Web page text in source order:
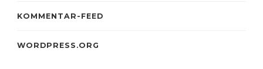
KOMMENTAR-FEED
WORDPRESS.ORG